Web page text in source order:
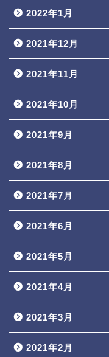
2022年1月
2021年12月
2021年11月
2021年10月
2021年9月
2021年8月
2021年7月
2021年6月
2021年5月
2021年4月
2021年3月
2021年2月